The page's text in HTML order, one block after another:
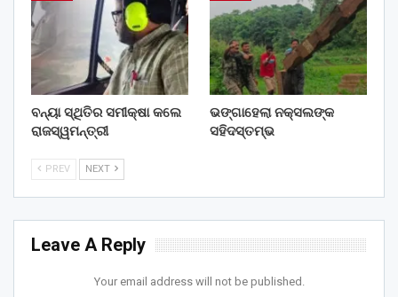
ବନ୍ୟା ସ୍ଥିତିର ସମୀକ୍ଷା କଲେ
ରାଜସ୍ୱମନ୍ତ୍ରୀ
ଭଙ୍ଗାହେଲା ନକ୍ସଲଙ୍କ
ସହିଦସ୍ତମ୍ଭ
PREV NEXT
Leave A Reply
Your email address will not be published.